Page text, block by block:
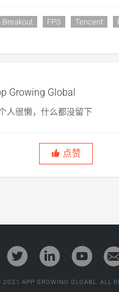
Breakout FPS Tencent
Growing Global
人很懒，什么都没留下
点赞
APP GROWING GLOABL. ALL